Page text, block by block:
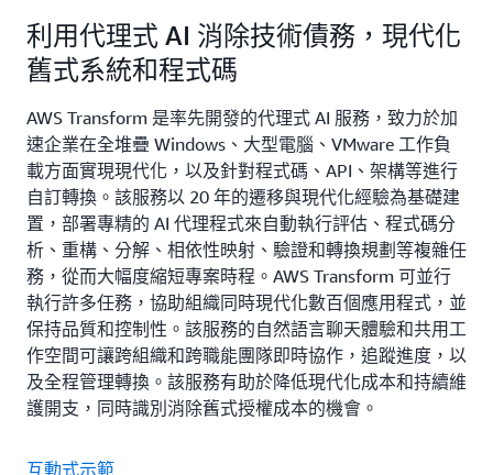
利用代理式 AI 消除技術債務，現代化
舊式系統和程式碼
AWS Transform 是率先開發的代理式 AI 服務，致力於加
速企業在全堆疊 Windows、大型電腦、VMware 工作負
載方面實現現代化，以及針對程式碼、API、架構等進行
自訂轉換。該服務以 20 年的遷移與現代化經驗為基礎建
置，部署專精的 AI 代理程式來自動執行評估、程式碼分
析、重構、分解、相依性映射、驗證和轉換規劃等複雜任
務，從而大幅度縮短專案時程。AWS Transform 可並行
執行許多任務，協助組織同時現代化數百個應用程式，並
保持品質和控制性。該服務的自然語言聊天體驗和共用工
作空間可讓跨組織和跨職能團隊即時協作，追蹤進度，以
及全程管理轉換。該服務有助於降低現代化成本和持續維
護開支，同時識別消除舊式授權成本的機會。
互動式示範